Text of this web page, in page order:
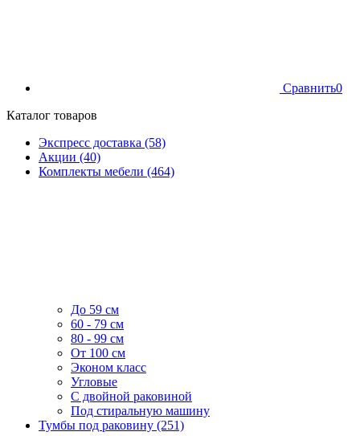
Сравнить0
Каталог товаров
Экспресс доставка (58)
Акции (40)
Комплекты мебели (464)
До 59 см
60 - 79 см
80 - 99 см
От 100 см
Эконом класс
Угловые
С двойной раковиной
Под стиральную машину
Тумбы под раковину (251)